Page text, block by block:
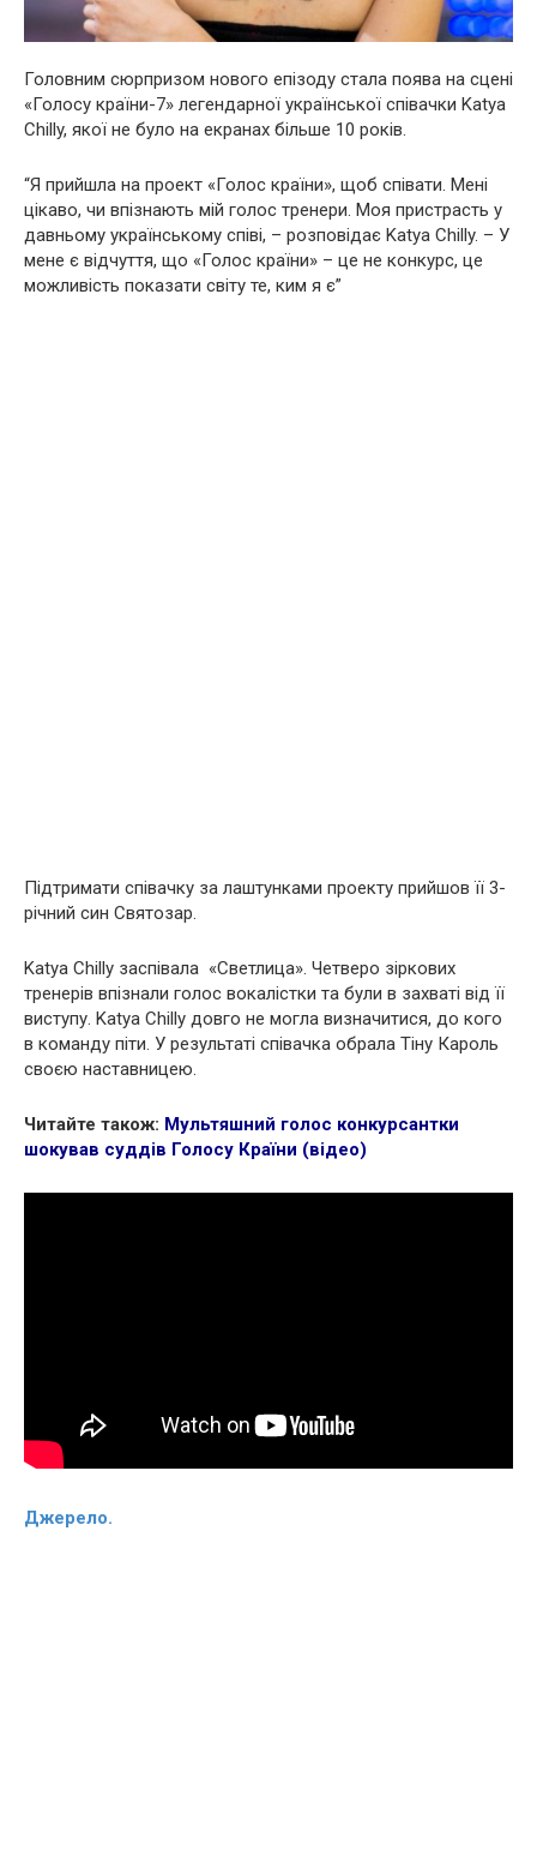
Головним сюрпризом нового епізоду стала поява на сцені
«Голосу країни-7» легендарної української співачки Katya
Chilly, якої не було на екранах більше 10 років.
“Я прийшла на проект «Голос країни», щоб співати. Мені
цікаво, чи впізнають мій голос тренери. Моя пристрасть у
давньому українському співі, – розповідає Katya Chilly. – У
мене є відчуття, що «Голос країни» – це не конкурс, це
можливість показати світу те, ким я є”
Підтримати співачку за лаштунками проекту прийшов її 3-
річний син Святозар.
Katya Chilly заспівала «Светлица». Четверо зіркових
тренерів впізнали голос вокалістки та були в захваті від її
виступу. Katya Chilly довго не могла визначитися, до кого
в команду піти. У результаті співачка обрала Тіну Кароль
своєю наставницею.
Читайте також: Мультяшний голос конкурсантки
шокував суддів Голосу Країни (відео)
Джерело.